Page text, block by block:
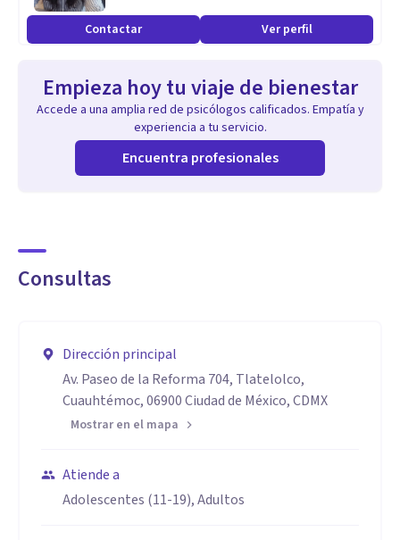
relacionado con:&nbsp;depresión, ira, tristeza, problemas
de pareja, sexuales, laborales, escolares, alimenticio entre
Psicoterapia psicoanalítica individual con tratamientos
postraumático, ira, sexualidad, etc.
Contactar Ver perfil
Empieza hoy tu viaje de bienestar
Accede a una amplia red de psicólogos calificados. Empatía y
experiencia a tu servicio.
Encuentra profesionales
Consultas
Dirección principal
Av. Paseo de la Reforma 704, Tlatelolco,
Cuauhtémoc, 06900 Ciudad de México, CDMX
Mostrar en el mapa
Atiende a
Adolescentes (11-19), Adultos